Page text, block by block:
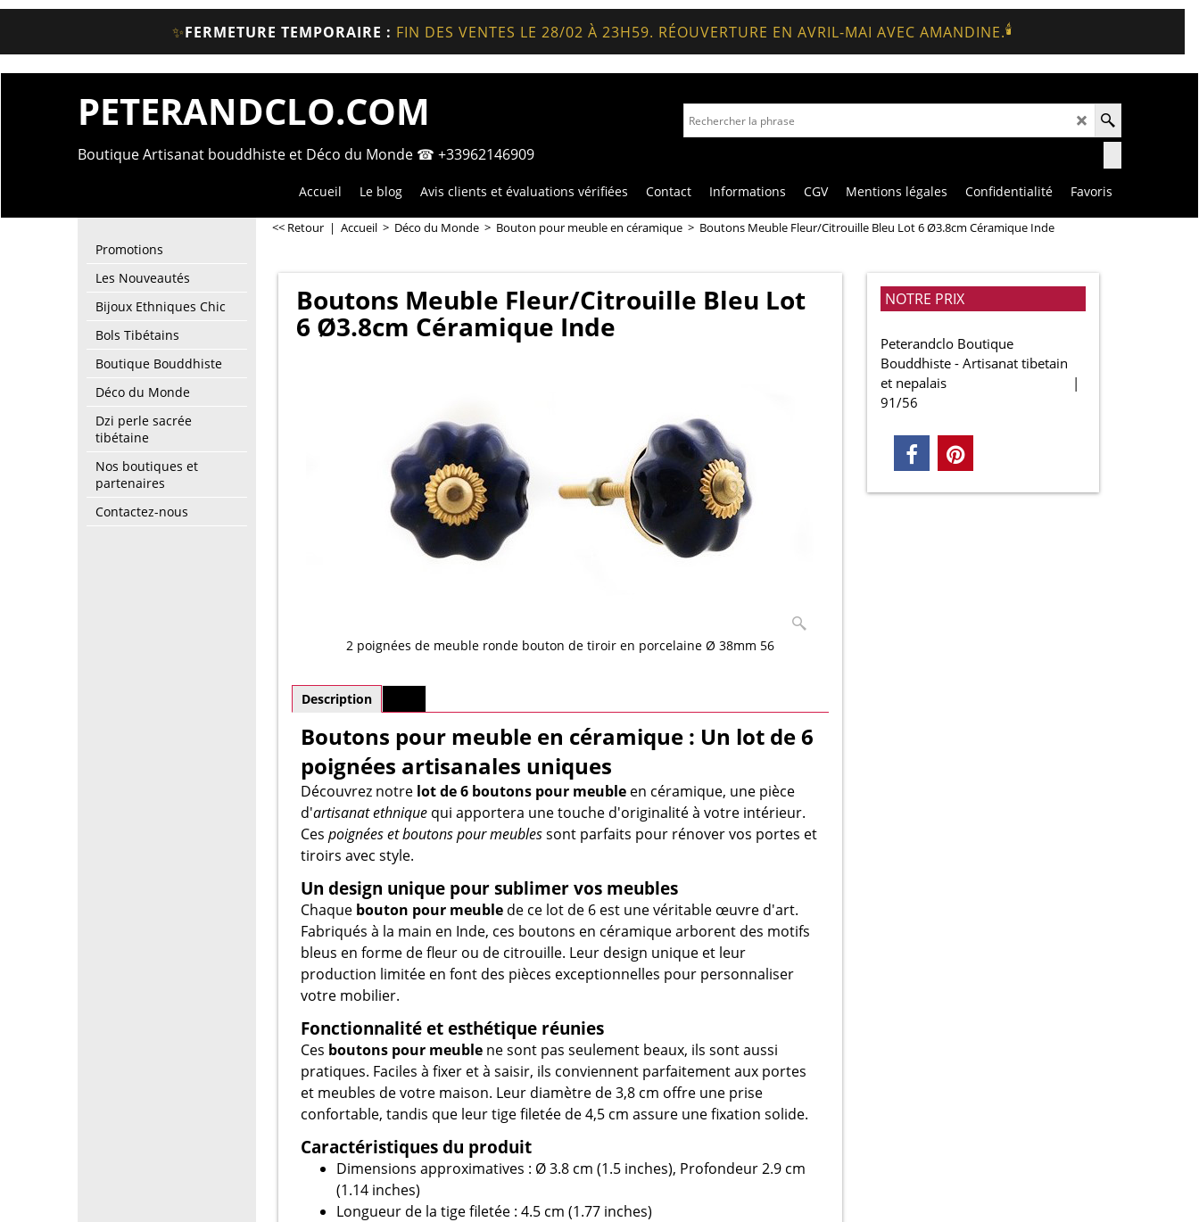
✨FERMETURE TEMPORAIRE : FIN DES VENTES LE 28/02 À 23H59. RÉOUVERTURE EN AVRIL-MAI AVEC AMANDINE.🕯️
PETERANDCLO.COM
Boutique Artisanat bouddhiste et Déco du Monde ☎ +33962146909
Accueil Le blog Avis clients et évaluations vérifiées Contact Informations CGV Mentions légales Confidentialité Favoris
Promotions
Les Nouveautés
Bijoux Ethniques Chic
Bols Tibétains
Boutique Bouddhiste
Déco du Monde
Dzi perle sacrée
tibétaine
Nos boutiques et
partenaires
Contactez-nous
<< Retour | Accueil > Déco du Monde > Bouton pour meuble en céramique > Boutons Meuble Fleur/Citrouille Bleu Lot 6 Ø3.8cm Céramique Inde
Boutons Meuble Fleur/Citrouille Bleu Lot
6 Ø3.8cm Céramique Inde
2 poignées de meuble ronde bouton de tiroir en porcelaine Ø 38mm 56
Description
Boutons pour meuble en céramique : Un lot de 6
poignées artisanales uniques
Découvrez notre lot de 6 boutons pour meuble en céramique, une pièce
d'artisanat ethnique qui apportera une touche d'originalité à votre intérieur.
Ces poignées et boutons pour meublessont parfaits pour rénover vos portes et
tiroirs avec style.
Un design unique pour sublimer vos meubles
Chaque bouton pour meuble de ce lot de 6 est une véritable œuvre d'art.
Fabriqués à la main en Inde, ces boutons en céramique arborent des motifs
bleus en forme de fleur ou de citrouille. Leur design unique et leur
production limitée en font des pièces exceptionnelles pour personnaliser
votre mobilier.
Fonctionnalité et esthétique réunies
Ces boutons pour meuble ne sont pas seulement beaux, ils sont aussi
pratiques. Faciles à fixer et à saisir, ils conviennent parfaitement aux portes
et meubles de votre maison. Leur diamètre de 3,8 cm offre une prise
confortable, tandis que leur tige filetée de 4,5 cm assure une fixation solide.
Caractéristiques du produit
Dimensions approximatives : Ø 3.8 cm (1.5 inches), Profondeur 2.9 cm
(1.14 inches)
Longueur de la tige filetée : 4.5 cm (1.77 inches)
NOTRE PRIX
Peterandclo Boutique
Bouddhiste - Artisanat tibetain
et nepalais
91/56